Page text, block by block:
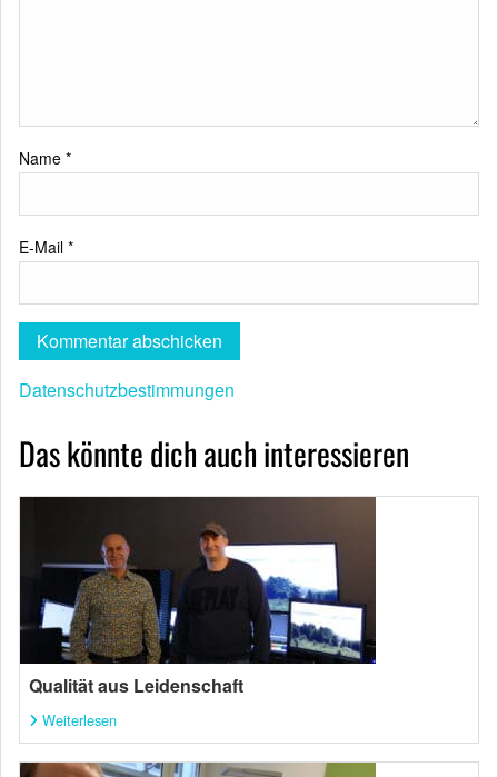
Name *
E-Mail *
Datenschutzbestimmungen
Das könnte dich auch interessieren
Qualität aus Leidenschaft
Weiterlesen